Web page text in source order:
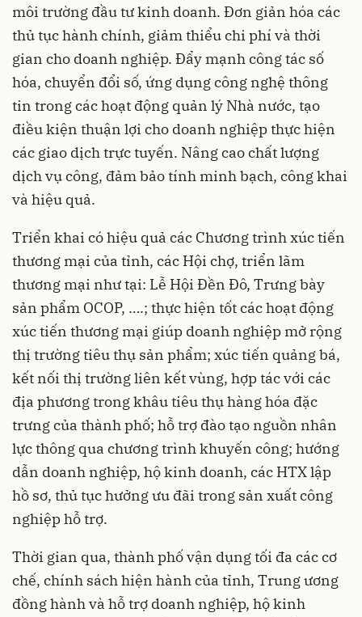
môi trường đầu tư kinh doanh. Đơn giản hóa các
thủ tục hành chính, giảm thiểu chi phí và thời
gian cho doanh nghiệp. Đẩy mạnh công tác số
hóa, chuyển đổi số, ứng dụng công nghệ thông
tin trong các hoạt động quản lý Nhà nước, tạo
điều kiện thuận lợi cho doanh nghiệp thực hiện
các giao dịch trực tuyến. Nâng cao chất lượng
dịch vụ công, đảm bảo tính minh bạch, công khai
và hiệu quả.
Triển khai có hiệu quả các Chương trình xúc tiến
thương mại của tỉnh, các Hội chợ, triển lãm
thương mại như tại: Lễ Hội Đền Đô, Trưng bày
sản phẩm OCOP, ….; thực hiện tốt các hoạt động
xúc tiến thương mại giúp doanh nghiệp mở rộng
thị trường tiêu thụ sản phẩm; xúc tiến quảng bá,
kết nối thị trường liên kết vùng, hợp tác với các
địa phương trong khâu tiêu thụ hàng hóa đặc
trưng của thành phố; hỗ trợ đào tạo nguồn nhân
lực thông qua chương trình khuyến công; hướng
dẫn doanh nghiệp, hộ kinh doanh, các HTX lập
hồ sơ, thủ tục hưởng ưu đãi trong sản xuất công
nghiệp hỗ trợ.
Thời gian qua, thành phố vận dụng tối đa các cơ
chế, chính sách hiện hành của tỉnh, Trung ương
đồng hành và hỗ trợ doanh nghiệp, hộ kinh